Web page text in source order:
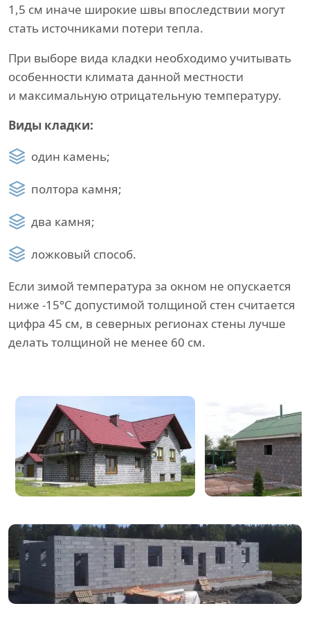
1,5 см иначе широкие швы впоследствии могут
стать источниками потери тепла.
При выборе вида кладки необходимо учитывать
особенности климата данной местности
и максимальную отрицательную температуру.
Виды кладки:
один камень;
полтора камня;
два камня;
ложковый способ.
Если зимой температура за окном не опускается
ниже -15°C допустимой толщиной стен считается
цифра 45 см, в северных регионах стены лучше
делать толщиной не менее 60 см.